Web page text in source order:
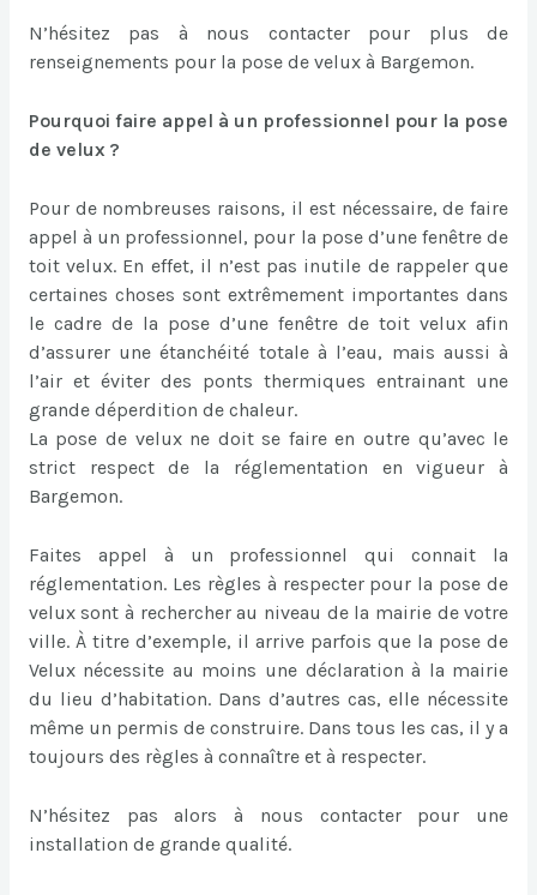
N’hésitez pas à nous contacter pour plus de
renseignements pour la pose de velux à Bargemon.
Pourquoi faire appel à un professionnel pour la pose
de velux ?
Pour de nombreuses raisons, il est nécessaire, de faire
appel à un professionnel, pour la pose d’une fenêtre de
toit velux. En effet, il n’est pas inutile de rappeler que
certaines choses sont extrêmement importantes dans
le cadre de la pose d’une fenêtre de toit velux afin
d’assurer une étanchéité totale à l’eau, mais aussi à
l’air et éviter des ponts thermiques entrainant une
grande déperdition de chaleur.
La pose de velux ne doit se faire en outre qu’avec le
strict respect de la réglementation en vigueur à
Bargemon.
Faites appel à un professionnel qui connait la
réglementation. Les règles à respecter pour la pose de
velux sont à rechercher au niveau de la mairie de votre
ville. À titre d’exemple, il arrive parfois que la pose de
Velux nécessite au moins une déclaration à la mairie
du lieu d’habitation. Dans d’autres cas, elle nécessite
même un permis de construire. Dans tous les cas, il y a
toujours des règles à connaître et à respecter.
N’hésitez pas alors à nous contacter pour une
installation de grande qualité.